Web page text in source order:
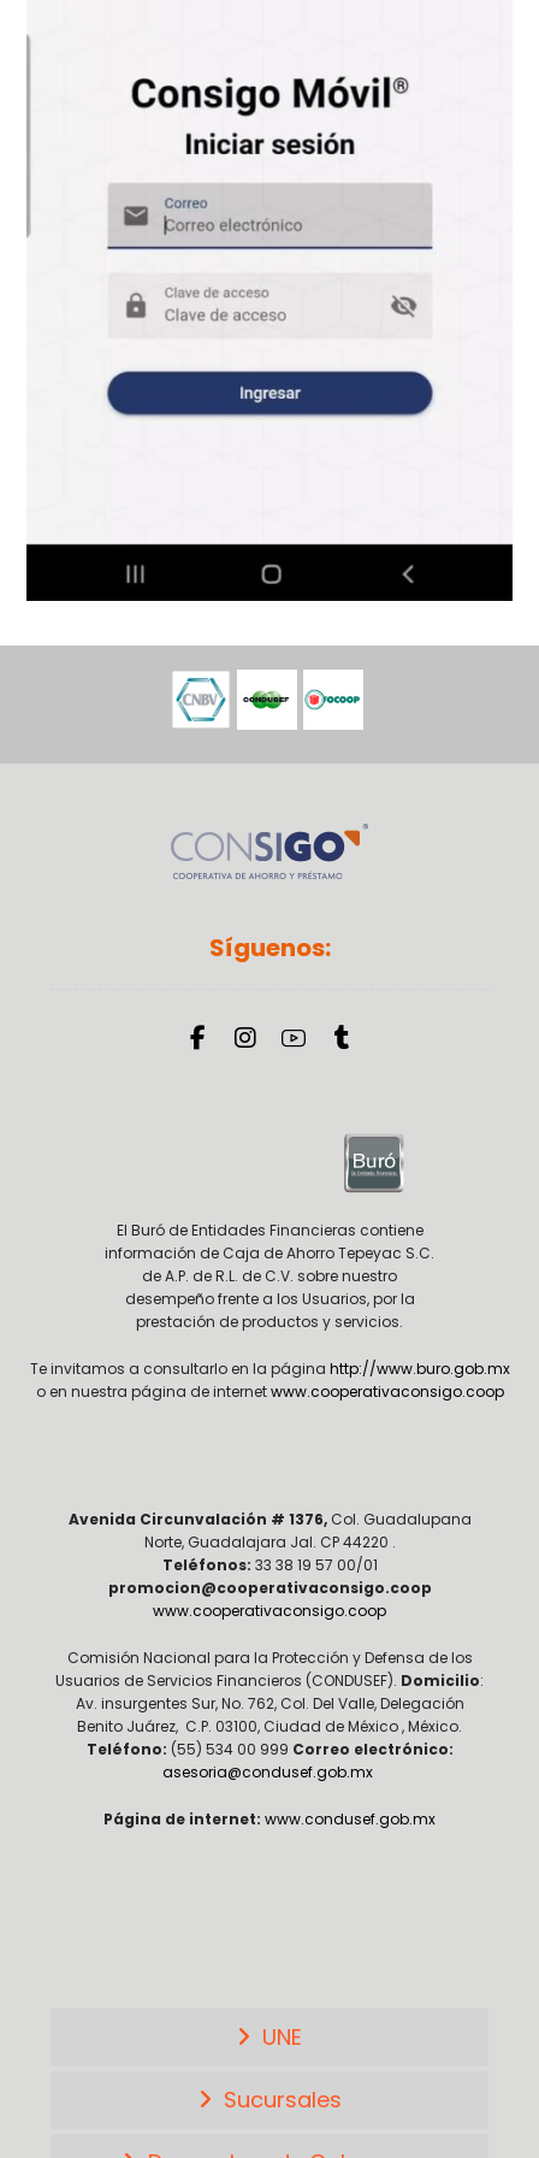
Síguenos:
El Buró de Entidades Financieras contiene
información de Caja de Ahorro Tepeyac S.C.
de A.P. de R.L. de C.V. sobre nuestro
desempeño frente a los Usuarios, por la
prestación de productos y servicios.
Te invitamos a consultarlo en la página http://www.buro.gob.mx
o en nuestra página de internetwww.cooperativaconsigo.coop
Avenida Circunvalación # 1376, Col. Guadalupana
Norte, Guadalajara Jal. CP 44220 .
Teléfonos: 33 38 19 57 00/01
promocion@cooperativaconsigo.coop
www.cooperativaconsigo.coop
Comisión Nacional para la Protección y Defensa de los
Usuarios de Servicios Financieros (CONDUSEF). Domicilio:
Av. insurgentes Sur, No. 762, Col. Del Valle, Delegación
Benito Juárez, C.P. 03100, Ciudad de México , México.
Teléfono: (55) 534 00 999 Correo electrónico:
asesoria@condusef.gob.mx
Página de internet: www.condusef.gob.mx
UNE
Sucursales